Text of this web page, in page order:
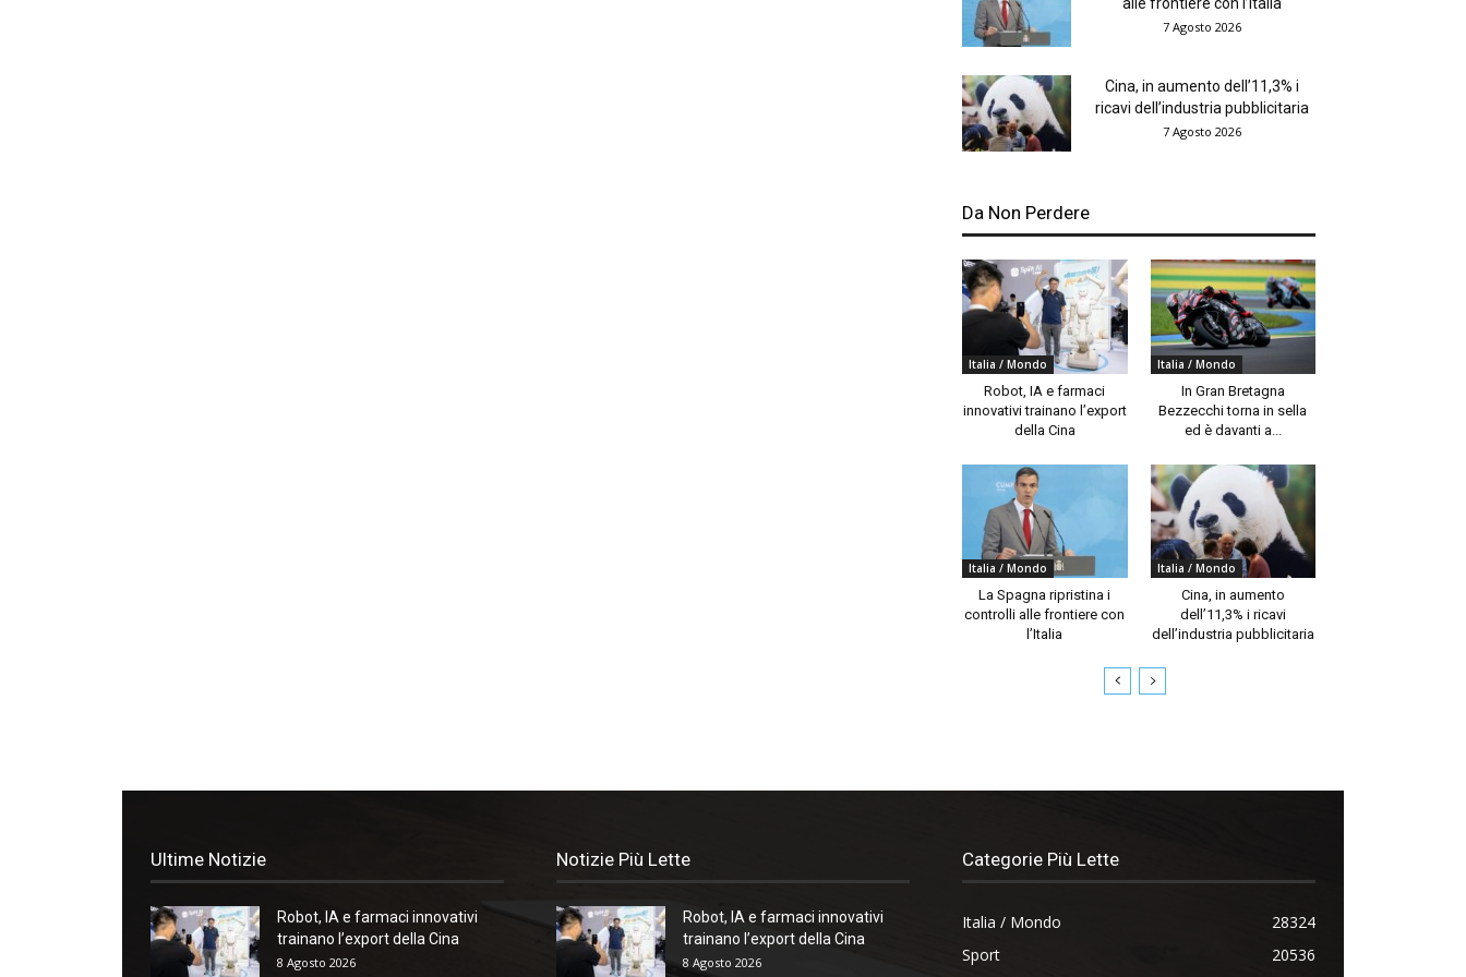
alle frontiere con l’Italia
7 Agosto 2026
Cina, in aumento dell’11,3% i
ricavi dell’industria pubblicitaria
7 Agosto 2026
Da Non Perdere
Italia / Mondo
Robot, IA e farmaci
innovativi trainano l’export
della Cina
Italia / Mondo
In Gran Bretagna
Bezzecchi torna in sella
ed è davanti a...
Italia / Mondo
La Spagna ripristina i
controlli alle frontiere con
l’Italia
Italia / Mondo
Cina, in aumento
dell’11,3% i ricavi
dell’industria pubblicitaria
Ultime Notizie
Robot, IA e farmaci innovativi
trainano l’export della Cina
8 Agosto 2026
Notizie Più Lette
Robot, IA e farmaci innovativi
trainano l’export della Cina
8 Agosto 2026
Categorie Più Lette
Italia / Mondo
28324
Sport
20536